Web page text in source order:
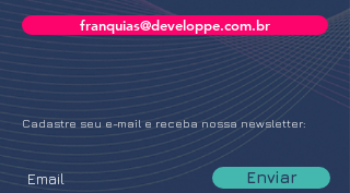
franquias@developpe.com.br
Cadastre seu e-mail e receba nossa newsletter:
Enviar